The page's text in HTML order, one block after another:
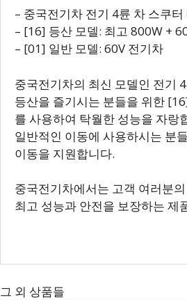
– 중국전기차 전기 4륜 차 스쿠
– [16] 등산 모델: 최고 800W +
– [01] 일반 모델: 60V 전기차
중국전기차의 최신 모델인 전기
등산을 즐기시는 분들을 위한
를 사용하여 탁월한 성능을 자랑
일반적인 이동에 사용하시는 분
이동을 지원합니다.
중국전기차에서는 고객 여러분
최고 성능과 안전을 보장하는 제
그 외 상품들